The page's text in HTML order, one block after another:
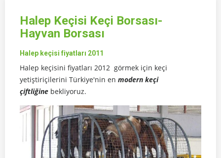
Halep Keçisi Keçi Borsası-
Hayvan Borsası
Halep keçisi fiyatları 2011
Halep keçisini fiyatları 2012 görmek için keçi
yetiştiriçilerini Türkiye'nin en modern keçi
çiftliğine bekliyoruz.